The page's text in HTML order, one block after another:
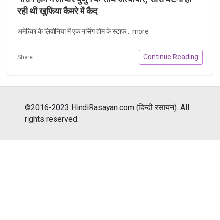
रही थी खुफिया कैमरे में कैद
अमेरिका के लिवोनिया में एक नर्सिंग होम के स्टाफ... more
Share Continue Reading
©2016-2023 HindiRasayan.com (हिन्दी रसायन). All
rights reserved.